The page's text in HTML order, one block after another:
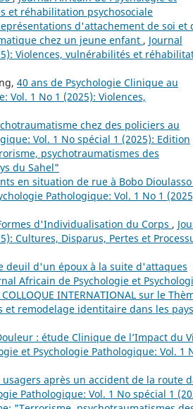
et réhabilitation psychosociale
d'attachement de soi et
chez un jeune enfant , Journal
Violences, vulnérabilités et
40 ans de Psychologie Clinique au
Vol. 1 No 1 (2025): Violences,
chez des policiers au
Vol. 1 No spécial 1 (2025): Edition
psychotraumatismes des
du Sahel"
en situation de rue à Bobo Dioulasso
Pathologique: Vol. 1 No 1
d'Individualisation du Corps ,
Cultures, Disparus, Pertes et
deuil d'un époux à la suite d'attaques
Africain de Psychologie et
INTERNATIONAL sur le
remodelage identitaire dans les
: étude Clinique de l’Impact du
et Psychologie Pathologique: Vol. 1
après un accident de la route
Pathologique: Vol. 1 No spécial 1